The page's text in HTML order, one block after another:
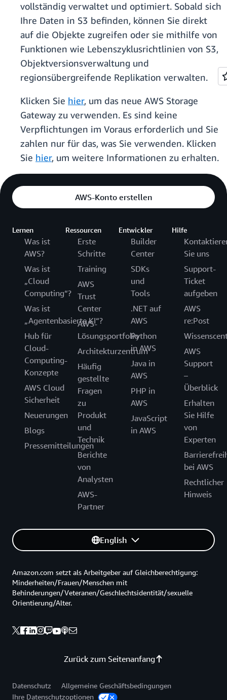
vollständig verwaltet und optimiert. Sobald sich
Ihre Daten in S3 befinden, können Sie direkt
auf die Objekte zugreifen oder sie mithilfe von
Funktionen wie Lebenszyklusrichtlinien von S3,
Objektversionsverwaltung und
regionsübergreifende Replikation verwalten.
Klicken Sie hier, um das neue AWS Storage
Gateway zu verwenden. Es sind keine
Verpflichtungen im Voraus erforderlich und Sie
zahlen nur für das, was Sie verwenden. Klicken
Sie hier, um weitere Informationen zu erhalten.
AWS-Konto erstellen
Lernen
Was ist
AWS?
Was ist
„Cloud
Computing“?
Was ist
„Agentenbasierte KI“?
Hub für
Cloud-
Computing-
Konzepte
AWS Cloud
Sicherheit
Neuerungen
Blogs
Pressemitteilungen
Ressourcen
Erste
Schritte
Training
AWS
Trust
Center
AWS-
Lösungsportfolio
Architekturzentrum
Häufig
gestellte
Fragen
zu
Produkt
und
Technik
Berichte
von
Analysten
AWS-
Partner
Entwickler
Builder
Center
SDKs
und
Tools
.NET auf
AWS
Python
in AWS
Java in
AWS
PHP in
AWS
JavaScript
in AWS
Hilfe
Sie uns
Support-
Ticket
aufgeben
AWS
re:Post
AWS
Support
–
Überblick
Erhalten
Sie Hilfe
von
Experten
bei AWS
Rechtlicher
Hinweis
English
Zurück zum Seitenanfang
Amazon.com setzt als Arbeitgeber auf Gleichberechtigung:
Minderheiten/Frauen/Menschen mit
Behinderungen/Veteranen/Geschlechtsidentität/sexuelle
Orientierung/Alter.
Datenschutz
Allgemeine Geschäftsbedingungen
Ihre Datenschutzoptionen